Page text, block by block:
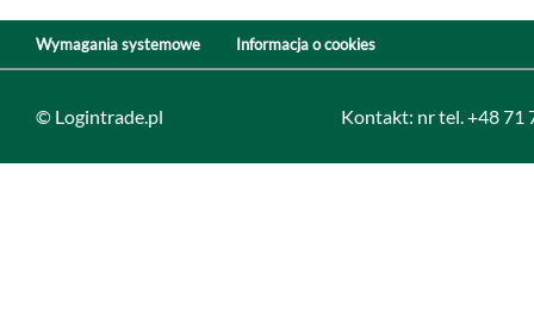
Wymagania systemowe Informacja o cookies
© Logintrade.pl Kontakt: nr tel. +48 71